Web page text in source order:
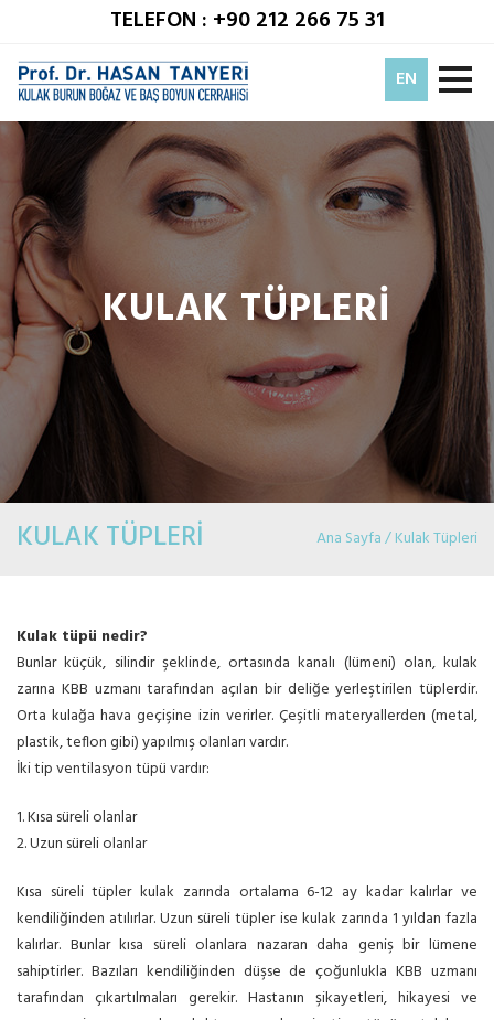
TELEFON : +90 212 266 75 31
EN
KULAK TÜPLERİ
KULAK TÜPLERİ Ana Sayfa / Kulak Tüpleri
Kulak tüpü nedir?
Bunlar küçük, silindir şeklinde, ortasında kanalı (lümeni) olan, kulak
zarına KBB uzmanı tarafından açılan bir deliğe yerleştirilen tüplerdir.
Orta kulağa hava geçişine izin verirler. Çeşitli materyallerden (metal,
plastik, teflon gibi) yapılmış olanları vardır.
İki tip ventilasyon tüpü vardır:
1. Kısa süreli olanlar
2. Uzun süreli olanlar
Kısa süreli tüpler kulak zarında ortalama 6-12 ay kadar kalırlar ve
kendiliğinden atılırlar. Uzun süreli tüpler ise kulak zarında 1 yıldan fazla
kalırlar. Bunlar kısa süreli olanlara nazaran daha geniş bir lümene
sahiptirler. Bazıları kendiliğinden düşse de çoğunlukla KBB uzmanı
tarafından çıkartılmaları gerekir. Hastanın şikayetleri, hikayesi ve